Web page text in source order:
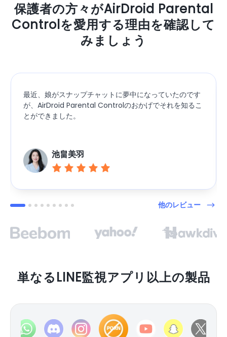
保護者の方々がAirDroid Parental
Controlを愛用する理由を確認して
みましょう
最近、娘がスナップチャットに夢中になっていたのです
が、AirDroid Parental Controlのおかげでそれを知るこ
とができました。
池畠美羽
他のレビュー
単なるLINE監視アプリ以上の製品